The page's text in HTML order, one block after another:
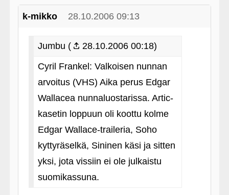
k-mikko 28.10.2006 09:13
Jumbu (
28.10.2006 00:18)
Cyril Frankel: Valkoisen nunnan
arvoitus (VHS) Aika perus Edgar
Wallacea nunnaluostarissa. Artic-
kasetin loppuun oli koottu kolme
Edgar Wallace-traileria, Soho
kyttyräselkä, Sininen käsi ja sitten
yksi, jota vissiin ei ole julkaistu
suomikassuna.